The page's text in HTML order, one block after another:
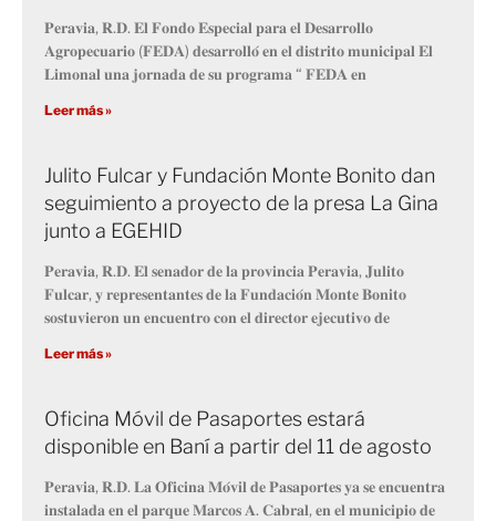
𝐏𝐞𝐫𝐚𝐯𝐢𝐚, 𝐑.𝐃. 𝐄𝐥 𝐅𝐨𝐧𝐝𝐨 𝐄𝐬𝐩𝐞𝐜𝐢𝐚𝐥 𝐩𝐚𝐫𝐚 𝐞𝐥 𝐃𝐞𝐬𝐚𝐫𝐫𝐨𝐥𝐥𝐨
𝐀𝐠𝐫𝐨𝐩𝐞𝐜𝐮𝐚𝐫𝐢𝐨 (𝐅𝐄𝐃𝐀) 𝐝𝐞𝐬𝐚𝐫𝐫𝐨𝐥𝐥𝐨́ 𝐞𝐧 𝐞𝐥 𝐝𝐢𝐬𝐭𝐫𝐢𝐭𝐨 𝐦𝐮𝐧𝐢𝐜𝐢𝐩𝐚𝐥 𝐄𝐥
𝐋𝐢𝐦𝐨𝐧𝐚𝐥 𝐮𝐧𝐚 𝐣𝐨𝐫𝐧𝐚𝐝𝐚 𝐝𝐞 𝐬𝐮 𝐩𝐫𝐨𝐠𝐫𝐚𝐦𝐚 “ 𝐅𝐄𝐃𝐀 𝐞𝐧
Leer más »
Julito Fulcar y Fundación Monte Bonito dan
seguimiento a proyecto de la presa La Gina
junto a EGEHID
𝐏𝐞𝐫𝐚𝐯𝐢𝐚, 𝐑.𝐃. 𝐄𝐥 𝐬𝐞𝐧𝐚𝐝𝐨𝐫 𝐝𝐞 𝐥𝐚 𝐩𝐫𝐨𝐯𝐢𝐧𝐜𝐢𝐚 𝐏𝐞𝐫𝐚𝐯𝐢𝐚, 𝐉𝐮𝐥𝐢𝐭𝐨
𝐅𝐮𝐥𝐜𝐚𝐫, 𝐲 𝐫𝐞𝐩𝐫𝐞𝐬𝐞𝐧𝐭𝐚𝐧𝐭𝐞𝐬 𝐝𝐞 𝐥𝐚 𝐅𝐮𝐧𝐝𝐚𝐜𝐢𝐨́𝐧 𝐌𝐨𝐧𝐭𝐞 𝐁𝐨𝐧𝐢𝐭𝐨
𝐬𝐨𝐬𝐭𝐮𝐯𝐢𝐞𝐫𝐨𝐧 𝐮𝐧 𝐞𝐧𝐜𝐮𝐞𝐧𝐭𝐫𝐨 𝐜𝐨𝐧 𝐞𝐥 𝐝𝐢𝐫𝐞𝐜𝐭𝐨𝐫 𝐞𝐣𝐞𝐜𝐮𝐭𝐢𝐯𝐨 𝐝𝐞
Leer más »
Oficina Móvil de Pasaportes estará
disponible en Baní a partir del 11 de agosto
𝐏𝐞𝐫𝐚𝐯𝐢𝐚, 𝐑.𝐃. 𝐋𝐚 𝐎𝐟𝐢𝐜𝐢𝐧𝐚 𝐌𝐨́𝐯𝐢𝐥 𝐝𝐞 𝐏𝐚𝐬𝐚𝐩𝐨𝐫𝐭𝐞𝐬 𝐲𝐚 𝐬𝐞 𝐞𝐧𝐜𝐮𝐞𝐧𝐭𝐫𝐚
𝐢𝐧𝐬𝐭𝐚𝐥𝐚𝐝𝐚 𝐞𝐧 𝐞𝐥 𝐩𝐚𝐫𝐪𝐮𝐞 𝐌𝐚𝐫𝐜𝐨𝐬 𝐀. 𝐂𝐚𝐛𝐫𝐚𝐥, 𝐞𝐧 𝐞𝐥 𝐦𝐮𝐧𝐢𝐜𝐢𝐩𝐢𝐨 𝐝𝐞